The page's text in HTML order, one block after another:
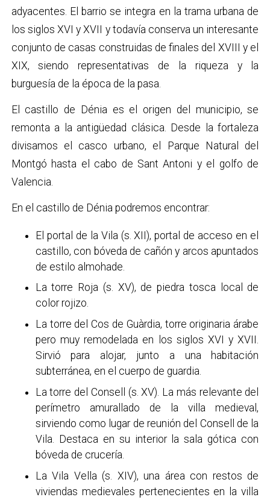
adyacentes. El barrio se integra en la trama urbana de
los siglos XVI y XVII y todavía conserva un interesante
conjunto de casas construidas de finales del XVIII y el
XIX, siendo representativas de la riqueza y la
burguesía de la época de la pasa.
El castillo de Dénia es el origen del municipio, se
remonta a la antigüedad clásica. Desde la fortaleza
divisamos el casco urbano, el Parque Natural del
Montgó hasta el cabo de Sant Antoni y el golfo de
Valencia.
En el castillo de Dénia podremos encontrar:
El portal de la Vila (s. XII), portal de acceso en el
castillo, con bóveda de cañón y arcos apuntados
de estilo almohade.
La torre Roja (s. XV), de piedra tosca local de
color rojizo.
La torre del Cos de Guàrdia, torre originaria árabe
pero muy remodelada en los siglos XVI y XVII.
Sirvió para alojar, junto a una habitación
subterránea, en el cuerpo de guardia.
La torre del Consell (s. XV). La más relevante del
perímetro amurallado de la villa medieval,
sirviendo como lugar de reunión del Consell de la
Vila. Destaca en su interior la sala gótica con
bóveda de crucería.
La Vila Vella (s. XIV), una área con restos de
viviendas medievales pertenecientes en la villa